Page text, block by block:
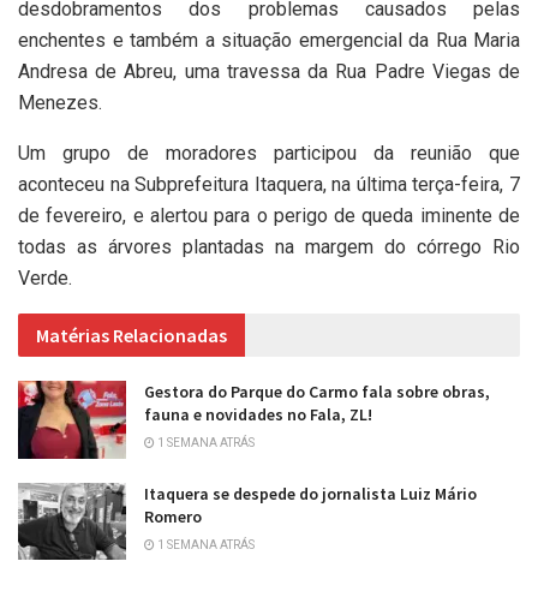
desdobramentos dos problemas causados pelas
enchentes e também a situação emergencial da Rua Maria
Andresa de Abreu, uma travessa da Rua Padre Viegas de
Menezes.
Um grupo de moradores participou da reunião que
aconteceu na Subprefeitura Itaquera, na última terça-feira, 7
de fevereiro, e alertou para o perigo de queda iminente de
todas as árvores plantadas na margem do córrego Rio
Verde.
Matérias Relacionadas
Gestora do Parque do Carmo fala sobre obras,
fauna e novidades no Fala, ZL!
1 SEMANA ATRÁS
Itaquera se despede do jornalista Luiz Mário
Romero
1 SEMANA ATRÁS